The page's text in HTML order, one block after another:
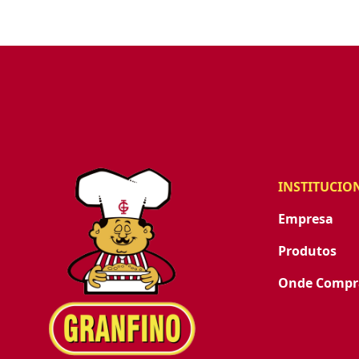
Empresa
Produtos
Onde